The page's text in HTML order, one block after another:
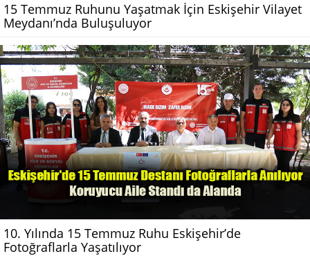
15 Temmuz Ruhunu Yaşatmak İçin Eskişehir Vilayet
Meydanı’nda Buluşuluyor
10. Yılında 15 Temmuz Ruhu Eskişehir’de
Fotoğraflarla Yaşatılıyor